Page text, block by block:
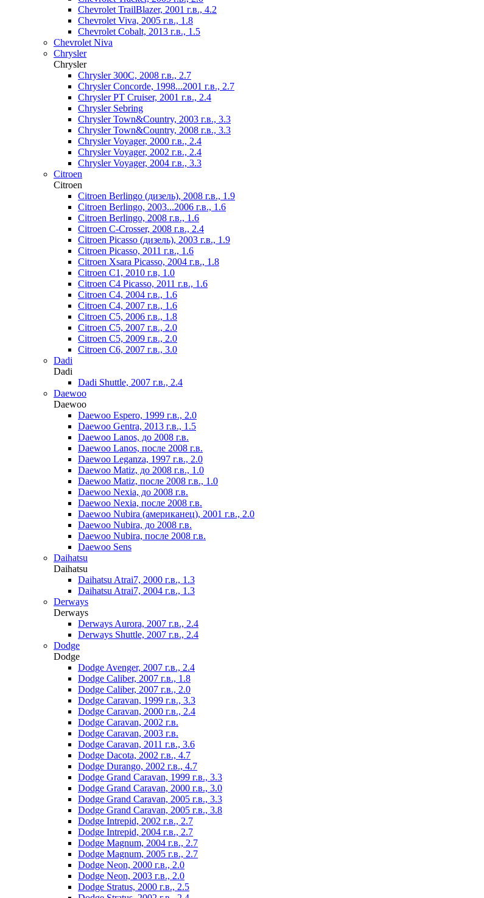
Chevrolet TrailBlazer, 2001 г.в., 4.2
Chevrolet Viva, 2005 г.в., 1.8
Chevrolet Сobalt, 2013 г.в., 1.5
Chevrolet Niva
Chrysler
Chrysler
Chrysler 300C, 2008 г.в., 2.7
Chrysler Concorde, 1998...2001 г.в., 2.7
Chrysler PT Cruiser, 2001 г.в., 2.4
Chrysler Sebring
Chrysler Town&Country, 2003 г.в., 3.3
Chrysler Town&Country, 2008 г.в., 3.3
Chrysler Voyager, 2000 г.в., 2.4
Chrysler Voyager, 2002 г.в., 2.4
Chrysler Voyager, 2004 г.в., 3.3
Citroen
Citroen
Citroen Berlingo (дизель), 2008 г.в., 1.9
Citroen Berlingo, 2003...2006 г.в., 1.6
Citroen Berlingo, 2008 г.в., 1.6
Citroen C-Crosser, 2008 г.в., 2.4
Citroen Picasso (дизель), 2003 г.в., 1.9
Citroen Picasso, 2011 г.в., 1.6
Citroen Xsara Picasso, 2004 г.в., 1.8
Citroen С1, 2010 г.в, 1.0
Citroen С4 Picasso, 2011 г.в., 1.6
Citroen С4, 2004 г.в., 1.6
Citroen С4, 2007 г.в., 1.6
Citroen С5, 2006 г.в., 1.8
Citroen С5, 2007 г.в., 2.0
Citroen С5, 2009 г.в., 2.0
Citroen С6, 2007 г.в., 3.0
Dadi
Dadi
Dadi Shuttle, 2007 г.в., 2.4
Daewoo
Daewoo
Daewoo Espero, 1999 г.в., 2.0
Daewoo Gentra, 2013 г.в., 1.5
Daewoo Lanos, до 2008 г.в.
Daewoo Lanos, после 2008 г.в.
Daewoo Leganza, 1997 г.в., 2.0
Daewoo Matiz, до 2008 г.в., 1.0
Daewoo Matiz, после 2008 г.в., 1.0
Daewoo Nexia, до 2008 г.в.
Daewoo Nexia, после 2008 г.в.
Daewoo Nubira (американец), 2001 г.в., 2.0
Daewoo Nubira, до 2008 г.в.
Daewoo Nubira, после 2008 г.в.
Daewoo Sens
Daihatsu
Daihatsu
Daihatsu Atrai7, 2000 г.в., 1.3
Daihatsu Atrai7, 2004 г.в., 1.3
Derways
Derways
Derways Aurora, 2007 г.в., 2.4
Derways Shuttle, 2007 г.в., 2.4
Dodge
Dodge
Dodge Avenger, 2007 г.в., 2.4
Dodge Caliber, 2007 г.в., 1.8
Dodge Caliber, 2007 г.в., 2.0
Dodge Caravan, 1999 г.в., 3.3
Dodge Caravan, 2000 г.в., 2.4
Dodge Caravan, 2002 г.в.
Dodge Caravan, 2003 г.в.
Dodge Caravan, 2011 г.в., 3.6
Dodge Dacota, 2002 г.в., 4.7
Dodge Durango, 2002 г.в., 4.7
Dodge Grand Caravan, 1999 г.в., 3.3
Dodge Grand Caravan, 2000 г.в., 3.0
Dodge Grand Caravan, 2005 г.в., 3.3
Dodge Grand Caravan, 2005 г.в., 3.8
Dodge Intrepid, 2002 г.в., 2.7
Dodge Intrepid, 2004 г.в., 2.7
Dodge Magnum, 2004 г.в., 2.7
Dodge Magnum, 2005 г.в., 2.7
Dodge Neon, 2000 г.в., 2.0
Dodge Neon, 2003 г.в., 2.0
Dodge Stratus, 2000 г.в., 2.5